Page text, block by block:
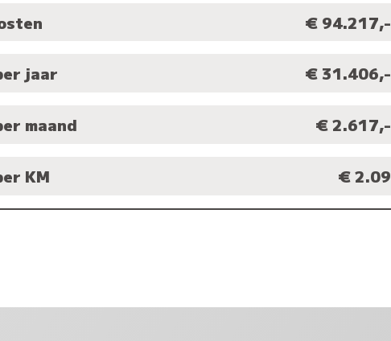
€ 94.217,-
jaar € 31.406,-
maand € 2.617,-
KM € 2.09